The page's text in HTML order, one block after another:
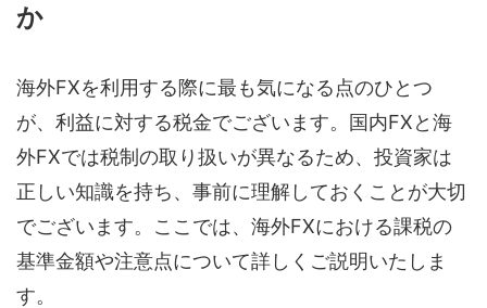
か
海外FXを利用する際に最も気になる点のひとつ
が、利益に対する税金でございます。国内FXと海
外FXでは税制の取り扱いが異なるため、投資家は
正しい知識を持ち、事前に理解しておくことが大切
でございます。ここでは、海外FXにおける課税の
基準金額や注意点について詳しくご説明いたしま
す。